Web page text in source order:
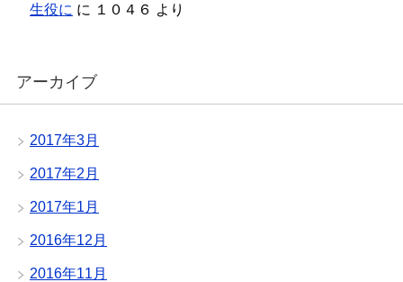
生役に に １０４６ より
アーカイブ
2017年3月
2017年2月
2017年1月
2016年12月
2016年11月